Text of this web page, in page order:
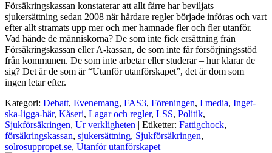
Försäkringskassan konstaterar att allt färre har beviljats
sjukersättning sedan 2008 när hårdare regler började införas och vart
efter allt stramats upp mer och mer hamnade fler och fler utanför.
Vad hände de människorna? De som inte fick ersättning från
Försäkringskassan eller A-kassan, de som inte får försörjningsstöd
från kommunen. De som inte arbetar eller studerar – hur klarar de
sig? Det är de som är “Utanför utanförskapet”, det är dom som
ingen letar efter.
Kategori: Debatt, Evenemang, FAS3, Föreningen, I media, Inget-
ska-ligga-här, Kåseri, Lagar och regler, LSS, Politik,
Sjukförsäkringen, Ur verkligheten | Etiketter: Fattigchock,
försäkringskassan, sjukersättning, Sjukförsäkringen,
solrosuppropet.se, Utanför utanförskapet